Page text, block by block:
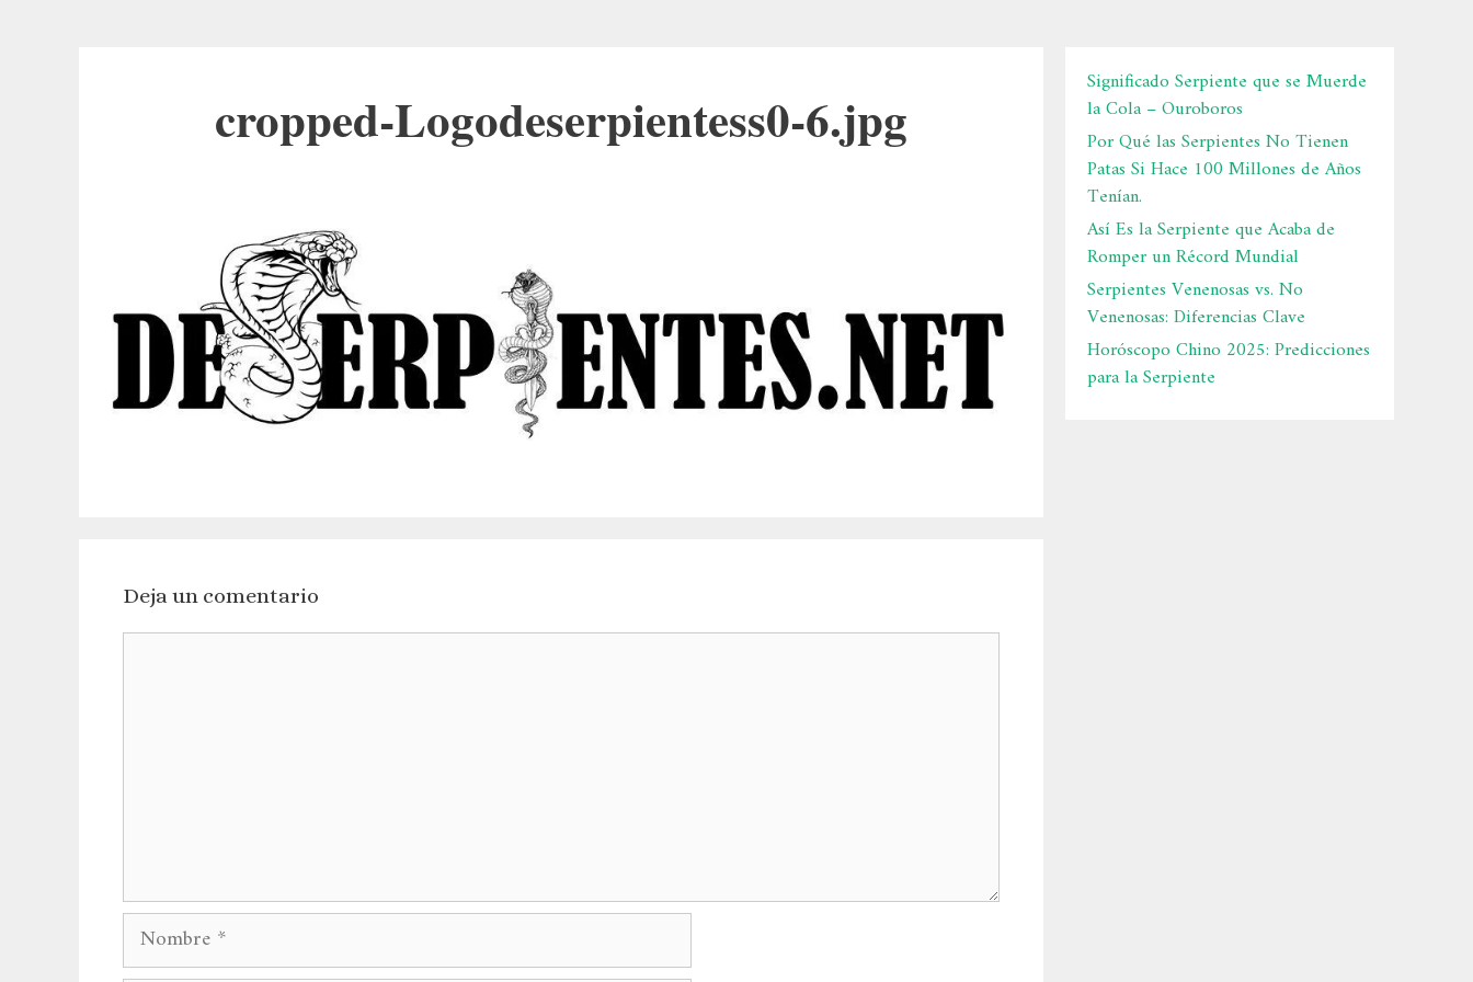
cropped-Logodeserpientess0-6.jpg
Deja un comentario
Nombre
Significado Serpiente que se Muerde
la Cola – Ouroboros
Por Qué las Serpientes No Tienen
Patas Si Hace 100 Millones de Años
Tenían.
Así Es la Serpiente que Acaba de
Romper un Récord Mundial
Serpientes Venenosas vs. No
Venenosas: Diferencias Clave
Horóscopo Chino 2025: Predicciones
para la Serpiente